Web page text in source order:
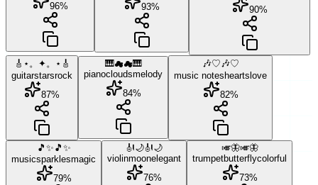
96%
93%
90%
🎸⋆。✦。⋆🎸
guitarstarsrock
87%
🎹☁☁🎹
pianocloudsmelody
84%
🎶♡🎶♡
music notes hearts love
82%
🎵✨🎵✨
musicsparklesmagic
79%
🎻🌙🎻🌙
violinmoonelegant
76%
🎺🦋🎺🦋
trumpetbutterflycolorful
73%